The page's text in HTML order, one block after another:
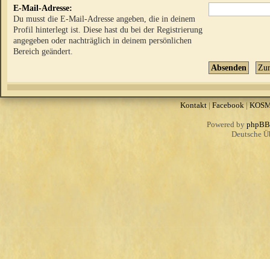
E-Mail-Adresse:
Du musst die E-Mail-Adresse angeben, die in deinem
Profil hinterlegt ist. Diese hast du bei der Registrierung
angegeben oder nachträglich in deinem persönlichen
Bereich geändert.
Kontakt| Facebook |
Powered by phpBB
Deutsche